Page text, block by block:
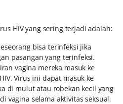
HIV yang sering terjadi adalah:
bisa terinfeksi jika
pasangan yang terinfeksi.
vagina mereka masuk ke
Virus ini dapat masuk ke
di mulut atau robekan kecil yang
vagina selama aktivitas seksual.